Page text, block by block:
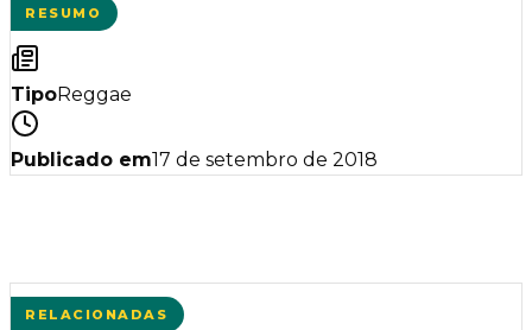
RESUMO
TipoReggae
Publicado em17 de setembro de 2018
RELACIONADAS